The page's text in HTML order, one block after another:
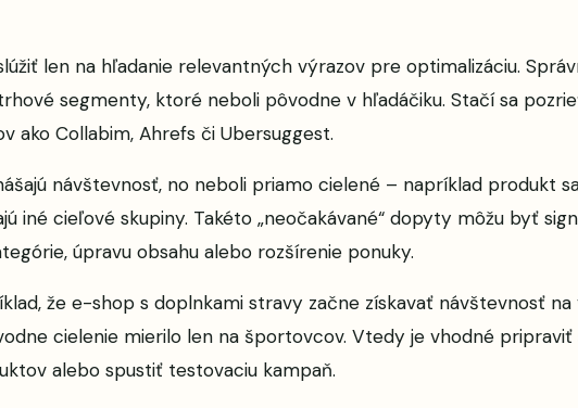
len na hľadanie relevantných výrazov pre optimalizáciu.
segmenty, ktoré neboli pôvodne v hľadáčiku. Stačí sa
ako Collabim, Ahrefs či Ubersuggest.
návštevnosť, no neboli priamo cielené – napríklad produkt
iné cieľové skupiny. Takéto „neočakávané“ dopyty môžu byť
úpravu obsahu alebo rozšírenie ponuky.
že e-shop s doplnkami stravy začne získavať návštevnosť na
cielenie mierilo len na športovcov. Vtedy je vhodné
alebo spustiť testovaciu kampaň.